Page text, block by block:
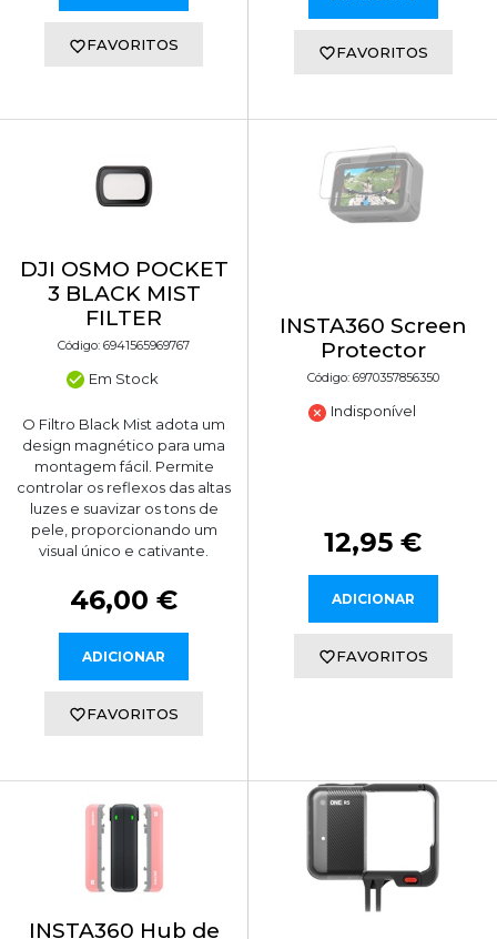
FAVORITOS FAVORITOS
DJI OSMO POCKET
3 BLACK MIST
FILTER
Código: 6941565969767
Em Stock
O Filtro Black Mist adota um
design magnético para uma
montagem fácil. Permite
controlar os reflexos das altas
luzes e suavizar os tons de
pele, proporcionando um
visual único e cativante.
46,00 €
ADICIONAR
FAVORITOS
INSTA360 Screen
Protector
Código: 6970357856350
Indisponível
12,95 €
ADICIONAR
FAVORITOS
INSTA360 Hub de